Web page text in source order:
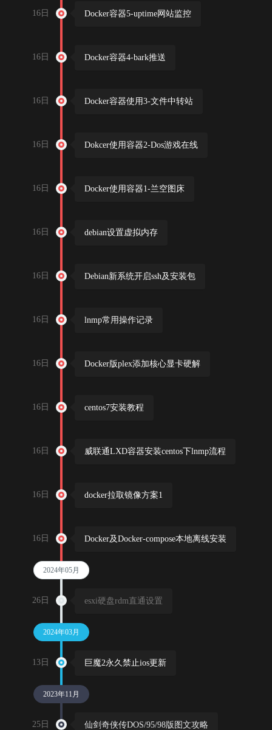
16日 Docker容器5-uptime网站监控
16日 Docker容器4-bark推送
16日 Docker容器使用3-文件中转站
16日 Dokcer使用容器2-Dos游戏在线
16日 Docker使用容器1-兰空图床
16日 debian设置虚拟内存
16日 Debian新系统开启ssh及安装包
16日 lnmp常用操作记录
16日 Docker版plex添加核心显卡硬解
16日 centos7安装教程
16日 威联通LXD容器安装centos下lnmp流程
16日 docker拉取镜像方案1
16日 Docker及Docker-compose本地离线安装
2024年05月
26日 esxi硬盘rdm直通设置
2024年03月
13日 巨魔2永久禁止ios更新
2023年11月
25日 仙剑奇侠传DOS/95/98版图文攻略